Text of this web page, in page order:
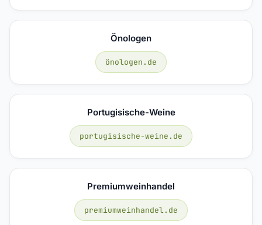
Önologen
önologen.de
Portugisische-Weine
portugisische-weine.de
Premiumweinhandel
premiumweinhandel.de